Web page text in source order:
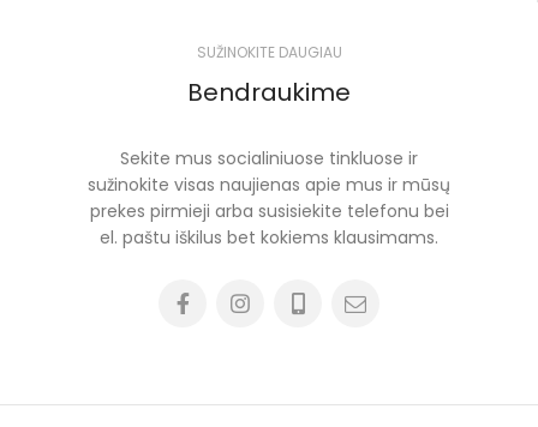
SUŽINOKITE DAUGIAU
Bendraukime
Sekite mus socialiniuose tinkluose ir
sužinokite visas naujienas apie mus ir mūsų
prekes pirmieji arba susisiekite telefonu bei
el. paštu iškilus bet kokiems klausimams.